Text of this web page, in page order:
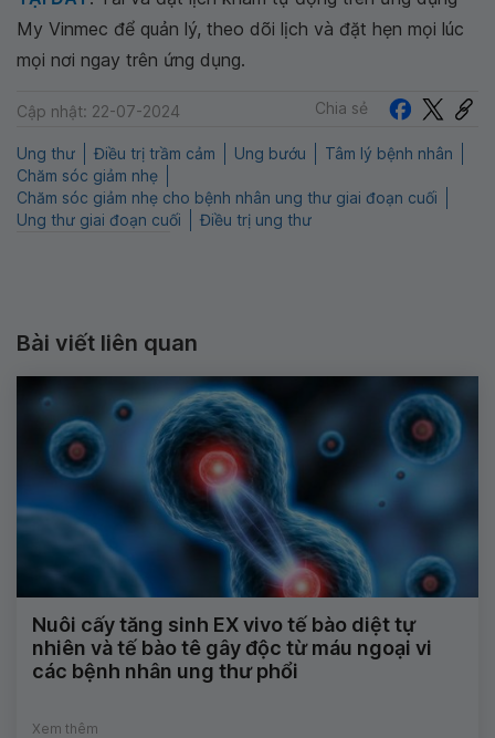
My Vinmec để quản lý, theo dõi lịch và đặt hẹn mọi lúc
mọi nơi ngay trên ứng dụng.
Cập nhật: 22-07-2024 Chia sẻ
Ung thư Điều trị trầm cảm Ung bướu
Tâm lý bệnh nhân
Chăm sóc giảm nhẹ
Chăm sóc giảm nhẹ cho bệnh nhân ung thư giai đoạn cuối
Ung thư giai đoạn cuối
Điều trị ung thư
Bài viết liên quan
Nuôi cấy tăng sinh EX vivo tế bào diệt tự
nhiên và tế bào tê gây độc từ máu ngoại vi
các bệnh nhân ung thư phổi
Xem thêm